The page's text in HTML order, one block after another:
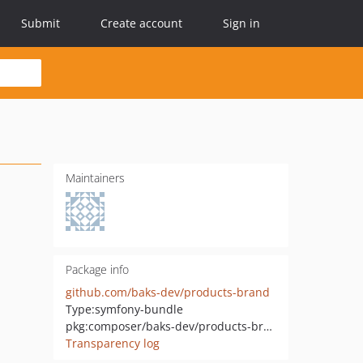
Submit Create account Sign in
Maintainers
Package info
github.com/baks-dev/products-brand
Type:symfony-bundle
pkg:composer/baks-dev/products-brand
Transparency log